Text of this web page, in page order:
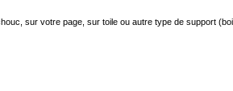
sur votre page, sur toile ou autre type de support